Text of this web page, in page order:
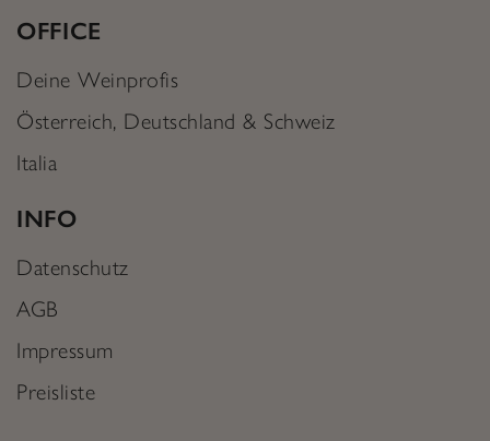
OFFICE
Deine Weinprofis
Österreich, Deutschland & Schweiz
Italia
INFO
Datenschutz
AGB
Impressum
Preisliste